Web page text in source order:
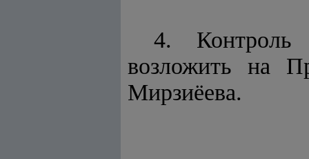
4. Контроль
возложить на
Мирзиёева.